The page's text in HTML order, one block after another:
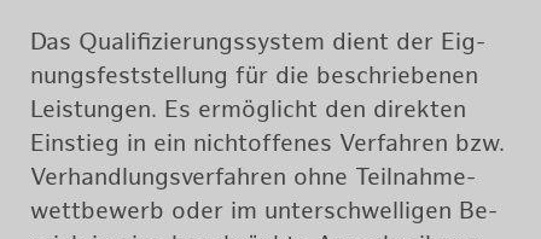
Das Qua­li­fi­zie­rungs­sys­tem dient der Eig­
nungs­fest­stel­lung für die be­schrie­be­nen
Leis­tun­gen. Es er­mög­licht den di­rek­ten
Ein­stieg in ein nich­tof­fe­nes Ver­fah­ren bzw.
Ver­hand­lungs­ver­fah­ren ohne Teil­nah­me­
wett­be­werb oder im un­ter­schwel­li­gen Be­